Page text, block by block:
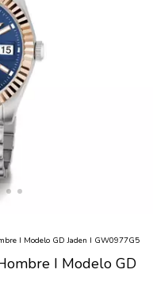
I Modelo GD Jaden I GW0977G5
I Modelo GD